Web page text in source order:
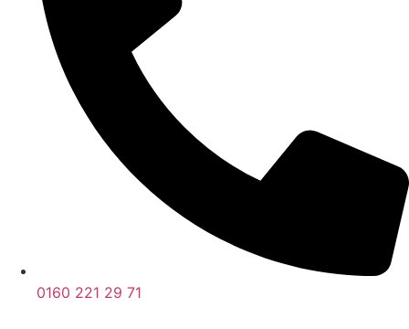
0160 221 29 71